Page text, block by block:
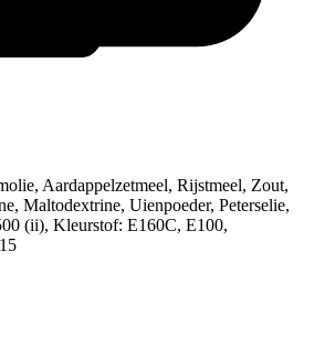
Aardappelzetmeel, Rijstmeel, Zout,
Maltodextrine, Uienpoeder, Peterselie,
(ii), Kleurstof: E160C, E100,